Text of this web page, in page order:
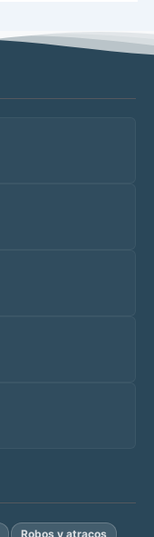
Robos y atracos